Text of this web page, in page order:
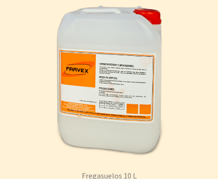
Fregasuelos 10 L